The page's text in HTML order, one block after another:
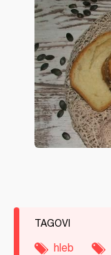
TAGOVI
hleb